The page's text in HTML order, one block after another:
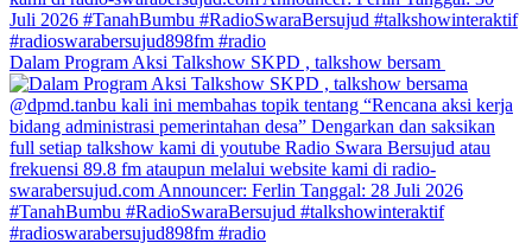
Dalam Program Aksi Talkshow SKPD , talkshow bersam